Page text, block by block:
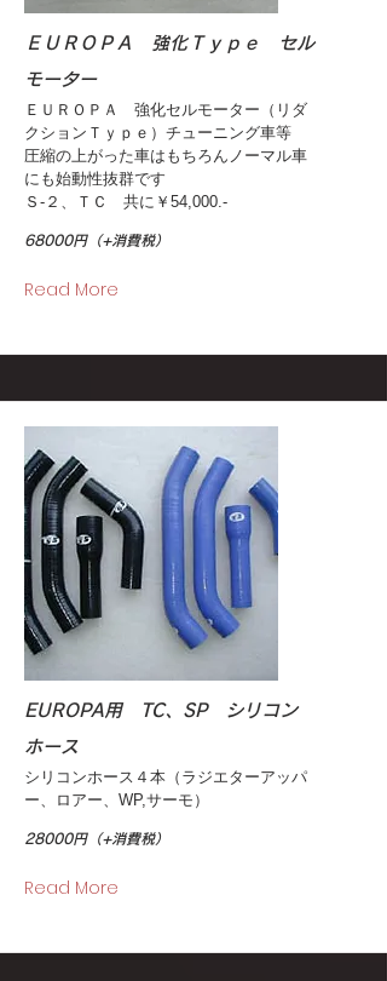
ＥＵＲＯＰＡ 強化Ｔｙｐｅ セル
モーター
ＥＵＲＯＰＡ 強化セルモーター（リダ
クションＴｙｐｅ）チューニング車等
圧縮の上がった車はもちろんノーマル車
にも始動性抜群です
Ｓ-２、ＴＣ 共に￥54,000.-
68000円（+消費税）
Read More
EUROPA用 TC、SP シリコン
ホース
シリコンホース４本（ラジエターアッパ
ー、ロアー、WP,サーモ）
28000円（+消費税）
Read More